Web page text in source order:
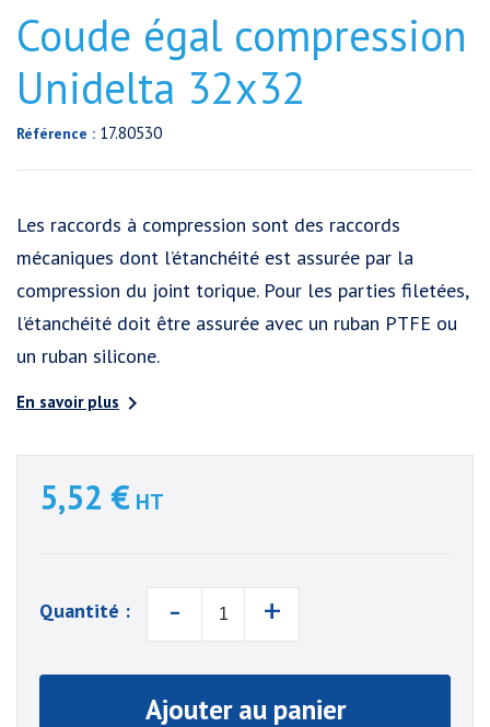
Coude égal compression
Unidelta 32x32
Référence : 17.80530
Les raccords à compression sont des raccords
mécaniques dont l’étanchéité est assurée par la
compression du joint torique. Pour les parties filetées,
l’étanchéité doit être assurée avec un ruban PTFE ou
un ruban silicone.
En savoir plus 
5,52 € HT
Quantité : - +
Ajouter au panier